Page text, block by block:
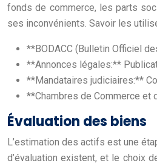
fonds de commerce, les parts
ses inconvénients. Savoir les
**BODACC (Bulletin Officiel
**Annonces légales:**
**Mandataires judiciaires:**
**Chambres de Commerce et
Évaluation des biens
L’estimation des actifs est une
d’évaluation existent, et le choix